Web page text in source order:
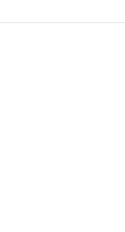
للسماح بتثبيت
في مكانها